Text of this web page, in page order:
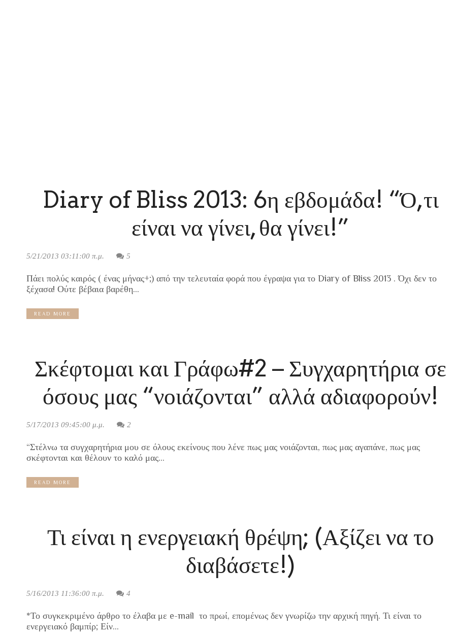
Diary of Bliss 2013: 6η εβδομάδα! “Ό,τι
είναι να γίνει, θα γίνει!”
5/21/2013 03:11:00 π.μ. 5
Πάει πολύς καιρός ( ένας μήνας+;) από την τελευταία φορά που έγραψα για το Diary of Bliss 2013 . Όχι δεν το
ξέχασα! Ούτε βέβαια βαρέθη...
READ MORE
Σκέφτομαι και Γράφω#2 – Συγχαρητήρια σε
όσους μας “νοιάζονται” αλλά αδιαφορούν!
5/17/2013 09:45:00 μ.μ. 2
“Στέλνω τα συγχαρητήρια μου σε όλους εκείνους που λένε πως μας νοιάζονται, πως μας αγαπάνε, πως μας
σκέφτονται και θέλουν το καλό μας...
READ MORE
Τι είναι η ενεργειακή θρέψη; (Αξίζει να το
διαβάσετε!)
5/16/2013 11:36:00 π.μ. 4
*Το συγκεκριμένο άρθρο το έλαβα με e-mail το πρωί, επομένως δεν γνωρίζω την αρχική πηγή. Τι είναι το
ενεργειακό βαμπίρ; Είν...